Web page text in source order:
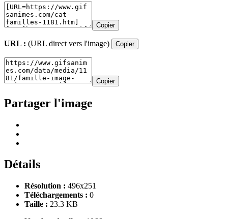
Copier
URL : (URL direct vers l'image) Copier
Copier
Partager l'image
Détails
Résolution : 496x251
Téléchargements : 0
Taille : 23.3 KB